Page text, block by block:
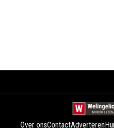
Over onsContactAdverteren